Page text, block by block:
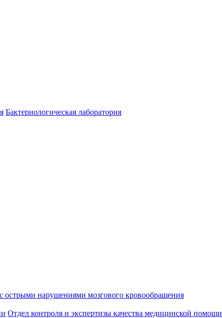
Бактериологическая лаборатория
острыми нарушениями мозгового кровообращения
Отдел контроля и экспертизы качества медицинской помощи